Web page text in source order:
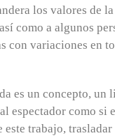
los valores de
como a algunos
con variaciones en
es un concepto,
espectador como si
este trabajo,